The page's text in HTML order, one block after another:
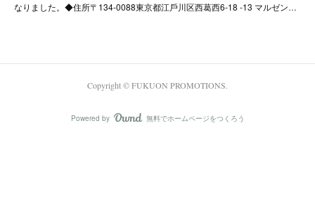
なりました。◆住所〒134-0088東京都江戶川区⻄葛⻄6-18 -13 マルゼン…
Copyright © FUKUON PROMOTIONS.
Powered by AmebaOwnd
無料でホームページをつくろう